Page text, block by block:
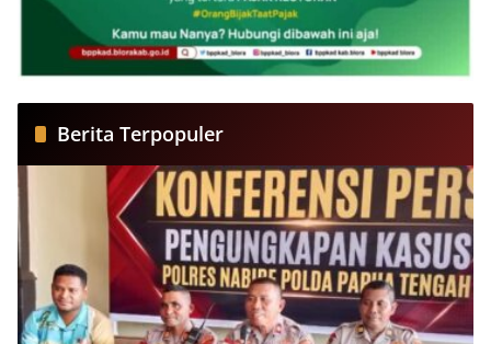
Berita Terpopuler